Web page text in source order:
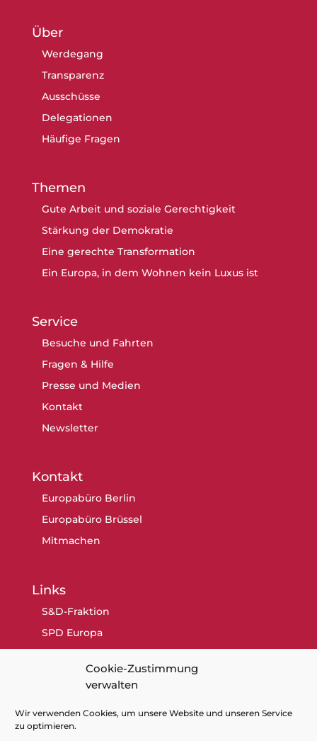
Cookie-Zustimmung
verwalten
Wir verwenden Cookies, um unsere Website und unseren Service
zu optimieren.
Über
Werdegang
Transparenz
Ausschüsse
Delegationen
Häufige Fragen
Themen
Gute Arbeit und soziale Gerechtigkeit
Stärkung der Demokratie
Eine gerechte Transformation
Ein Europa, in dem Wohnen kein Luxus ist
Service
Besuche und Fahrten
Fragen & Hilfe
Presse und Medien
Kontakt
Newsletter
Kontakt
Europabüro Berlin
Europabüro Brüssel
Mitmachen
Links
S&D-Fraktion
SPD Europa